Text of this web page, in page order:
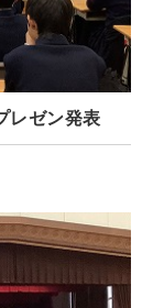
レゼン発表